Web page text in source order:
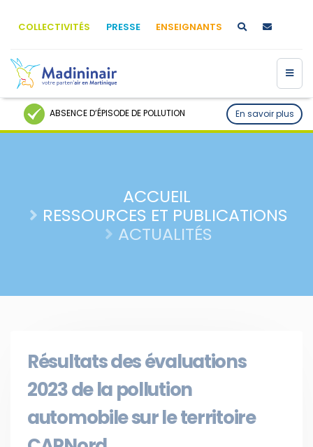
COLLECTIVITÉS PRESSE ENSEIGNANTS
ABSENCE D’ÉPISODE DE POLLUTION En savoir plus
ACCUEIL
RESSOURCES ET PUBLICATIONS
ACTUALITÉS
Résultats des évaluations
2023 de la pollution
automobile sur le territoire